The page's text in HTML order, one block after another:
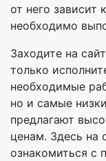
от него зависит
необходимо
Заходите на
только
необходимые
но и самые
предлагают
ценам. Здесь на
ознакомиться с